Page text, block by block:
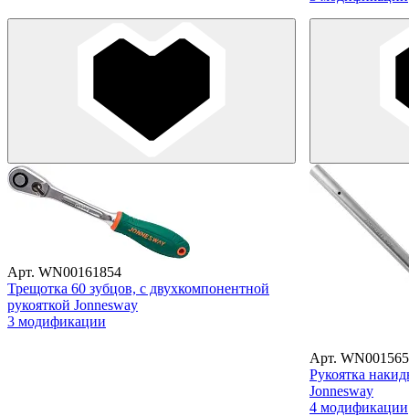
Арт. WN00161854
Трещотка 60 зубцов, с двухкомпонентной
рукояткой Jonnesway
3 модификации
Арт.
Рукоятка
Jonnesway
4 модификации